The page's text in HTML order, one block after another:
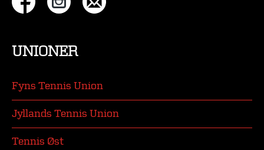
UNIONER
Fyns Tennis Union
Jyllands Tennis Union
Tennis Øst